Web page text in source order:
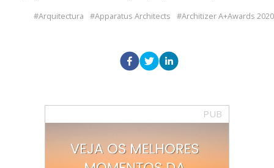
Arquitectura Apparatus Architects Architizer A+Awards 2020
PUB